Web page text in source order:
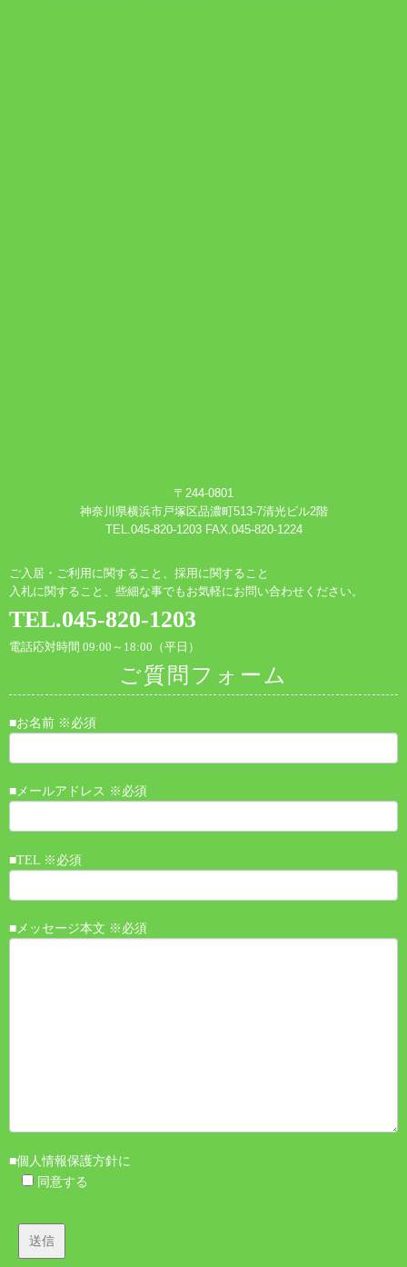
〒244-0801
神奈川県横浜市戸塚区品濃町513-7清光ビル2階
TEL.045-820-1203 FAX.045-820-1224
ご入居・ご利用に関すること、採用に関すること
入札に関すること、些細な事でもお気軽にお問い合わせください。
TEL.045-820-1203
電話応対時間 09:00～18:00（平日）
ご質問フォーム
■お名前 ※必須
■メールアドレス ※必須
■TEL ※必須
■メッセージ本文 ※必須
■個人情報保護方針に
同意する